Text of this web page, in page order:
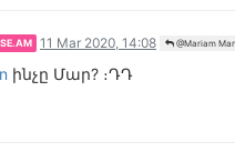
11 Mar 2020, 14:08 @Mariam
ինչը Մար? ։ԴԴ